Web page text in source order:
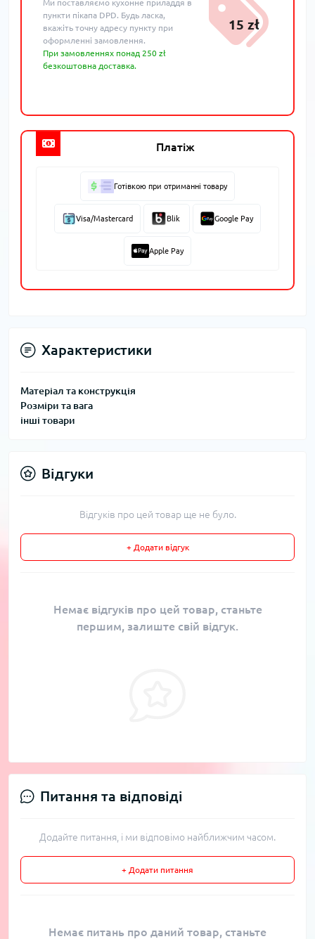
Ми поставляємо кухонне приладдя в
пункти пікапа DPD. Будь ласка,
вкажіть точну адресу пункту при
оформленні замовлення.
При замовленнях понад 250 zł
безкоштовна доставка.
15 zł
Платіж
Готівкою при отриманні товару
Visa/Mastercard Blik Google Pay
Apple Pay
Характеристики
Матеріал та конструкція
Розміри та вага
інші товари
Відгуки
Відгуків про цей товар ще не було.
+ Додати відгук
Немає відгуків про цей товар, станьте
першим, залиште свій відгук.
Питання та відповіді
Додайте питання, і ми відповімо найближчим часом.
+ Додати питання
Немає питань про даний товар, станьте